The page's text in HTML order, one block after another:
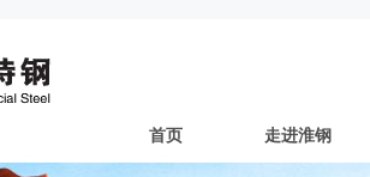
首页 走进淮钢